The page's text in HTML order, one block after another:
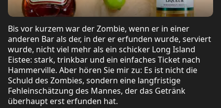
Bis vor kurzem war der Zombie, wenn er in einer
anderen Bar als der, in der er erfunden wurde, serviert
wurde, nicht viel mehr als ein schicker Long Island
Eistee: stark, trinkbar und ein einfaches Ticket nach
Hammerville. Aber hören Sie mir zu: Es ist nicht die
Schuld des Zombies, sondern eine langfristige
Fehleinschätzung des Mannes, der das Getränk
überhaupt erst erfunden hat.